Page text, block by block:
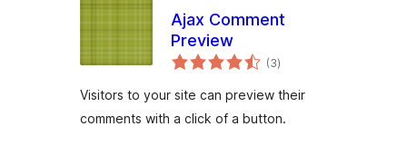
Ajax Comment
Preview
(3전
체
점
)
Visitors to your site can preview their
comments with a click of a button.